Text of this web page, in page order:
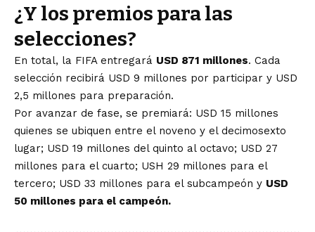
¿Y los premios para las
selecciones?
En total, la FIFA entregará USD 871 millones. Cada
selección recibirá USD 9 millones por participar y USD
2,5 millones para preparación.
Por avanzar de fase, se premiará: USD 15 millones
quienes se ubiquen entre el noveno y el decimosexto
lugar; USD 19 millones del quinto al octavo; USD 27
millones para el cuarto; USH 29 millones para el
tercero; USD 33 millones para el subcampeón y USD
50 millones para el campeón.